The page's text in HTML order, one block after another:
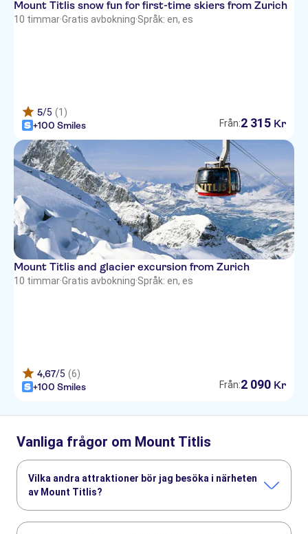
Mount Titlis snow fun for first-time skiers from Zurich
10 timmar·Gratis avbokning·Språk: en, es
5/5 (1)
+100 Smiles
Från:2 315 Kr
Mount Titlis and glacier excursion from Zurich
10 timmar·Gratis avbokning·Språk: en, es
4,67/5 (6)
+100 Smiles
Från:2 090 Kr
Vanliga frågor om Mount Titlis
Vilka andra attraktioner bör jag besöka i närheten
av Mount Titlis?